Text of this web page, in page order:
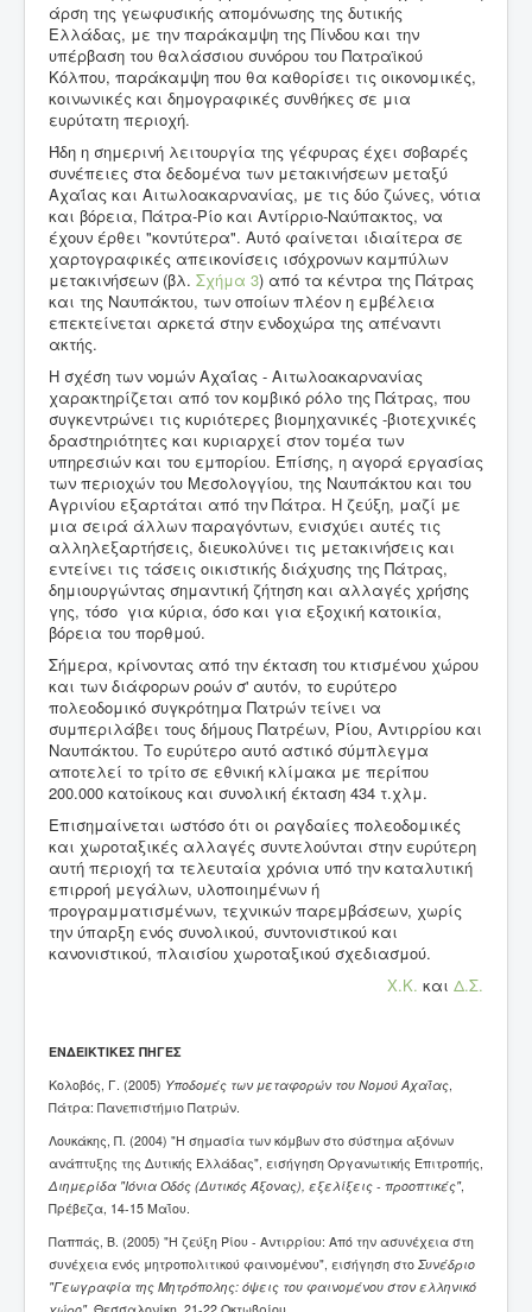
άρση της γεωφυσικής απομόνωσης της δυτικής
Ελλάδας, με την παράκαμψη της Πίνδου και την
υπέρβαση του θαλάσσιου συνόρου του Πατραϊκού
Κόλπου, παράκαμψη που θα καθορίσει τις οικονομικές,
κοινωνικές και δημογραφικές συνθήκες σε μια
ευρύτατη περιοχή.
Ήδη η σημερινή λειτουργία της γέφυρας έχει σοβαρές
συνέπειες στα δεδομένα των μετακινήσεων μεταξύ
Αχαΐας και Αιτωλοακαρνανίας, με τις δύο ζώνες, νότια
και βόρεια, Πάτρα-Ρίο και Αντίρριο-Ναύπακτος, να
έχουν έρθει "κοντύτερα". Αυτό φαίνεται ιδιαίτερα σε
χαρτογραφικές απεικονίσεις ισόχρονων καμπύλων
μετακινήσεων (βλ. Σχήμα 3) από τα κέντρα της Πάτρας
και της Ναυπάκτου, των οποίων πλέον η εμβέλεια
επεκτείνεται αρκετά στην ενδοχώρα της απέναντι
ακτής.
Η σχέση των νομών Αχαΐας - Αιτωλοακαρνανίας
χαρακτηρίζεται από τον κομβικό ρόλο της Πάτρας, που
συγκεντρώνει τις κυριότερες βιομηχανικές -βιοτεχνικές
δραστηριότητες και κυριαρχεί στον τομέα των
υπηρεσιών και του εμπορίου. Επίσης, η αγορά εργασίας
των περιοχών του Μεσολογγίου, της Ναυπάκτου και του
Αγρινίου εξαρτάται από την Πάτρα. Η ζεύξη, μαζί με
μια σειρά άλλων παραγόντων, ενισχύει αυτές τις
αλληλεξαρτήσεις, διευκολύνει τις μετακινήσεις και
εντείνει τις τάσεις οικιστικής διάχυσης της Πάτρας,
δημιουργώντας σημαντική ζήτηση και αλλαγές χρήσης
γης, τόσο για κύρια, όσο και για εξοχική κατοικία,
βόρεια του πορθμού.
Σήμερα, κρίνοντας από την έκταση του κτισμένου χώρου
και των διάφορων ροών σ' αυτόν, το ευρύτερο
πολεοδομικό συγκρότημα Πατρών τείνει να
συμπεριλάβει τους δήμους Πατρέων, Ρίου, Αντιρρίου και
Ναυπάκτου. Το ευρύτερο αυτό αστικό σύμπλεγμα
αποτελεί το τρίτο σε εθνική κλίμακα με περίπου
200.000 κατοίκους και συνολική έκταση 434 τ.χλμ.
Επισημαίνεται ωστόσο ότι οι ραγδαίες πολεοδομικές
και χωροταξικές αλλαγές συντελούνται στην ευρύτερη
αυτή περιοχή τα τελευταία χρόνια υπό την καταλυτική
επιρροή μεγάλων, υλοποιημένων ή
προγραμματισμένων, τεχνικών παρεμβάσεων, χωρίς
την ύπαρξη ενός συνολικού, συντονιστικού και
κανονιστικού, πλαισίου χωροταξικού σχεδιασμού.
Χ.Κ. και Δ.Σ.
ΕΝΔΕΙΚΤΙΚΕΣ ΠΗΓΕΣ
Κολοβός, Γ. (2005) Υποδομές των μεταφορών του Νομού Αχαΐας,
Πάτρα: Πανεπιστήμιο Πατρών.
Λουκάκης, Π. (2004) "Η σημασία των κόμβων στο σύστημα αξόνων
ανάπτυξης της Δυτικής Ελλάδας", εισήγηση Οργανωτικής Επιτροπής,
Διημερίδα "Ιόνια Οδός (Δυτικός Άξονας), εξελίξεις - προοπτικές",
Πρέβεζα, 14-15 Μαΐου.
Παππάς, Β. (2005) "Η ζεύξη Ρίου - Αντιρρίου: Από την ασυνέχεια στη
συνέχεια ενός μητροπολιτικού φαινομένου", εισήγηση στο Συνέδριο
"Γεωγραφία της Μητρόπολης: όψεις του φαινομένου στον ελληνικό